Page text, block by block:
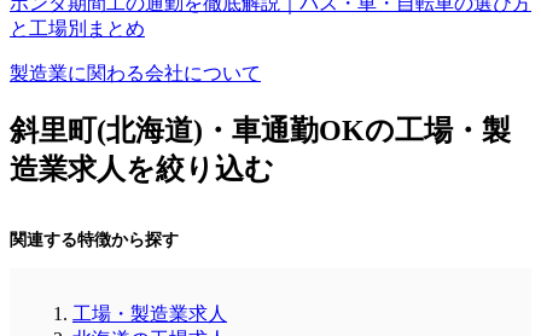
と工場別まとめ
製造業に関わる会社について
斜里町(北海道)・車通勤OKの工場・製
造業求人を絞り込む
関連する特徴から探す
工場・製造業求人